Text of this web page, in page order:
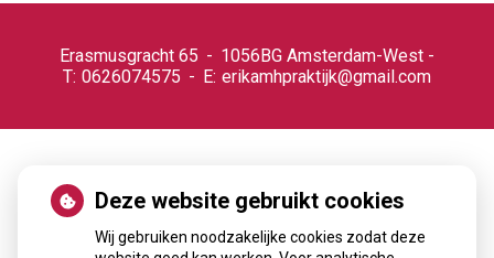
Erasmusgracht65 1056BG Amsterdam-West
0626074575
erikamhpraktijk@gmail.com
Oorsuizen
Deze website gebruikt cookies
Wij gebruiken noodzakelijke cookies zodat deze